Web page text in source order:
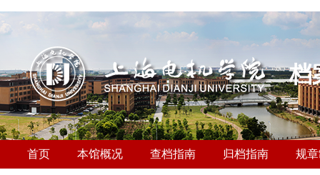
档
首页 本馆概况 查档指南 归档指南 规